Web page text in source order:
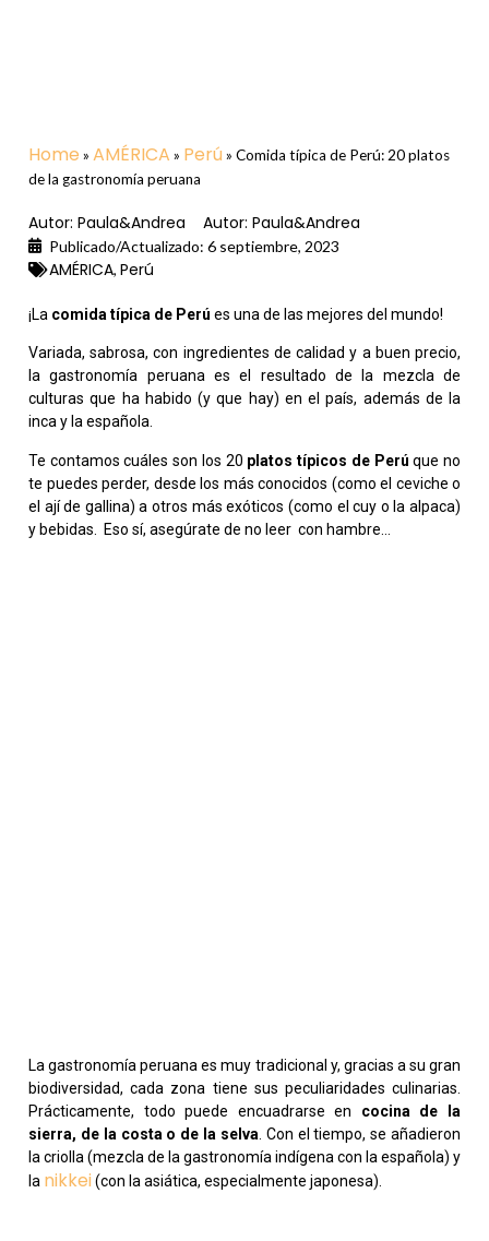
Home » AMÉRICA » Perú » Comida típica de Perú: 20 platos
de la gastronomía peruana
Autor: Paula&Andrea Autor: Paula&Andrea
Publicado/Actualizado: 6 septiembre, 2023
AMÉRICA, Perú
¡La comida típica de Perú es una de las mejores del mundo!
Variada, sabrosa, con ingredientes de calidad y a buen precio,
la gastronomía peruana es el resultado de la mezcla de
culturas que ha habido (y que hay) en el país, además de la
inca y la española.
Te contamos cuáles son los 20 platos típicos de Perú que no
te puedes perder, desde los más conocidos (como el ceviche o
el ají de gallina) a otros más exóticos (como el cuy o la alpaca)
y bebidas. Eso sí, asegúrate de no leer con hambre…
La gastronomía peruana es muy tradicional y, gracias a su gran
biodiversidad, cada zona tiene sus peculiaridades culinarias.
Prácticamente, todo puede encuadrarse en cocina de la
sierra, de la costa o de la selva . Con el tiempo, se añadieron
la criolla (mezcla de la gastronomía indígena con la española) y
la nikkei(con la asiática, especialmente japonesa).